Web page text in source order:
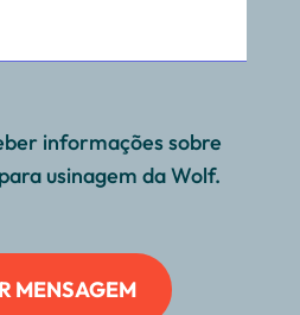
informações sobre
usinagem da Wolf.